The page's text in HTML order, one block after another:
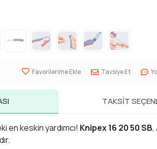
Favorilerime Ekle Tavsiye Et
TAKSIT
en keskin yardımcı! Knipex 16 20 50 SB,